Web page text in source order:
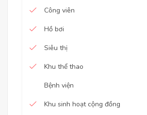
Công viên
Hồ bơi
Siêu thị
Khu thể thao
Bệnh viện
Khu sinh hoạt cộng đồng